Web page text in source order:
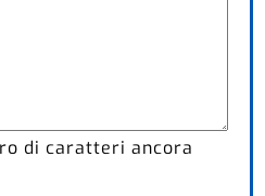
di caratteri ancora